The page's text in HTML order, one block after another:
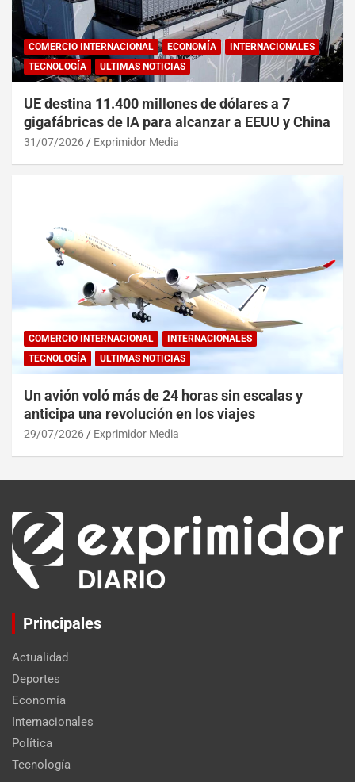
COMERCIO INTERNACIONAL ECONOMÍA
INTERNACIONALES
TECNOLOGÍA
ULTIMAS NOTICIAS
UE destina 11.400 millones de dólares a 7
gigafábricas de IA para alcanzar a EEUU y China
31/07/2026 Exprimidor Media
COMERCIO INTERNACIONAL
INTERNACIONALES
TECNOLOGÍA
ULTIMAS NOTICIAS
Un avión voló más de 24 horas sin escalas y
anticipa una revolución en los viajes
29/07/2026 Exprimidor Media
Principales
Actualidad
Deportes
Economía
Internacionales
Política
Tecnología